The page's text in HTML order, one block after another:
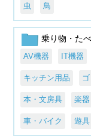
虫 鳥
乗り物・た
AV機器 IT機器
キッチン用品 ゴ
本・文房具 楽器
車・バイク 遊